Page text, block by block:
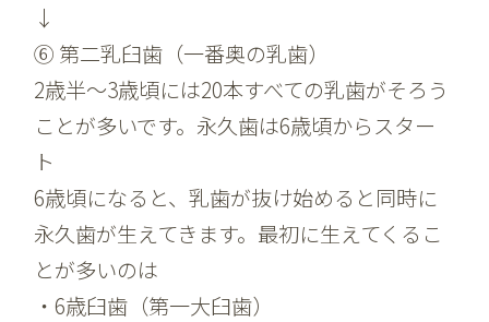
↓
⑥ 第二乳臼歯（一番奥の乳歯）
2歳半～3歳頃には20本すべての乳歯がそろう
ことが多いです。 永久歯は6歳頃からスター
ト
6歳頃になると、乳歯が抜け始めると同時に
永久歯が生えてきます。 最初に生えてくるこ
とが多いのは
・6歳臼歯（第一大臼歯）